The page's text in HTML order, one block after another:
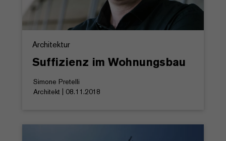
Architektur
Suffizienz im Wohnungsbau
Simone Pretelli
Architekt | 08.11.2018